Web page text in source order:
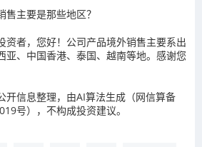
主要是那些地区？
资者，您好！公司产品境外销售主要系出
亚、中国香港、泰国、越南等地。感谢您
开信息整理，由AI算法生成（网信算备
号），不构成投资建议。